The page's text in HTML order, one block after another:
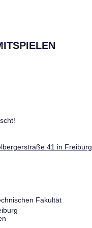
41 in Freiburg
Fakultät